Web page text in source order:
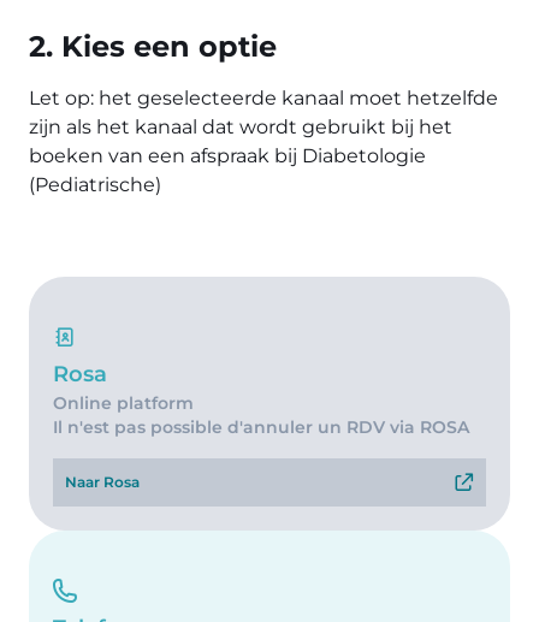
2. Kies een optie
Let op: het geselecteerde kanaal moet hetzelfde
zijn als het kanaal dat wordt gebruikt bij het
boeken van een afspraak bij Diabetologie
(Pediatrische)
Rosa
Online platform
Il n'est pas possible d'annuler un RDV via ROSA
Naar Rosa